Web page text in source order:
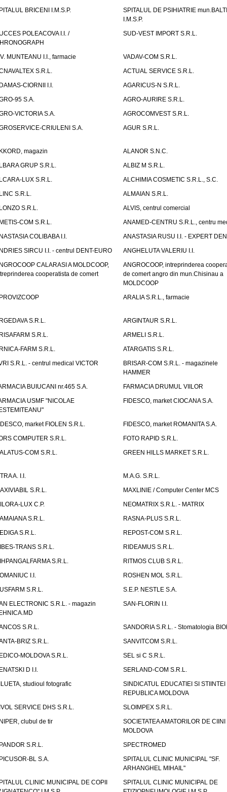
BRICENI I.M.S.P.
SPITALUL DE PSIHIATRIE mun.BALTI
I.M.S.P.
POLEACOVA I.I. /
SUD-VEST IMPORT S.R.L.
MUNTEANU I.I., farmacie
VADAV-COM S.R.L.
S.R.L.
ACTUAL SERVICE S.R.L.
CIORNII I.I.
AGARICUS-N S.R.L.
95 S.A.
AGRO-AURIRE S.R.L.
VICTORIA S.A.
AGROCOMVEST S.R.L.
CRIULENI S.A.
AGUR S.R.L.
magazin
ALANOR S.N.C.
GRUP S.R.L.
ALBIZ M S.R.L.
LUX S.R.L.
ALCHIMIA COSMETIC S.R.L., S.C.
S.R.L.
ALMAIAN S.R.L.
S.R.L.
ALVIS, centrul comercial
COM S.R.L.
ANAMED-CENTRU S.R.L., centru
COLIBABA I.I.
ANASTASIA RUSU I.I. - EXPERT
SIRCU I.I. - centrul DENT-EURO
ANGHELUTA VALERIU I.I.
CALARASI A MOLDCOOP,
cooperatista de comert
ANGROCOOP, intreprinderea
de comert angro din mun.Chisinau a
MOLDCOOP
ARALIA S.R.L., farmacie
S.R.L.
ARGINTAUR S.R.L.
S.R.L.
ARMELI S.R.L.
FARM S.R.L.
ATARGATIS S.R.L.
S.R.L. - centrul medical VICTOR
BRISAR-COM S.R.L. - magazinele
HAMMER
BUIUCANI nr.465 S.A.
FARMACIA DRUMUL VIILOR
USMF "NICOLAE
FIDESCO, market CIOCANA S.A.
market FIOLEN S.R.L.
FIDESCO, market ROMANITA S.A.
COMPUTER S.R.L.
FOTO RAPID S.R.L.
COM S.R.L.
GREEN HILLS MARKET S.R.L.
A. I.I.
M.A.G. S.R.L.
S.R.L.
MAXLINIE / Computer Center MCS
LUX C.P.
NEOMATRIX S.R.L. - MATRIX
S.R.L.
RASNA-PLUS S.R.L.
S.R.L.
REPOST-COM S.R.L.
TRANS S.R.L.
RIDEAMUS S.R.L.
S.R.L.
RITMOS CLUB S.R.L.
I.I.
ROSHEN MOL S.R.L.
S.R.L.
S.E.P. NESTLE S.A.
ELECTRONIC S.R.L. - magazin
SAN-FLORIN I.I.
S.R.L.
SANDORIA S.R.L. - Stomatologia
BRIZ S.R.L.
SANVITCOM S.R.L.
MOLDOVA S.R.L.
SEL si C S.R.L.
D I.I.
SERLAND-COM S.R.L.
studioul fotografic
SINDICATUL EDUCATIEI SI STIINTEI
REPUBLICA MOLDOVA
SERVICE DHS S.R.L.
SLOIMPEX S.R.L.
clubul de tir
SOCIETATEA AMATORILOR DE CIINI
MOLDOVA
S.R.L.
SPECTROMED
BL S.A.
SPITALUL CLINIC MUNICIPAL "SF.
ARHANGHEL MIHAIL"
CLINIC MUNICIPAL DE COPII
SPITALUL CLINIC MUNICIPAL DE